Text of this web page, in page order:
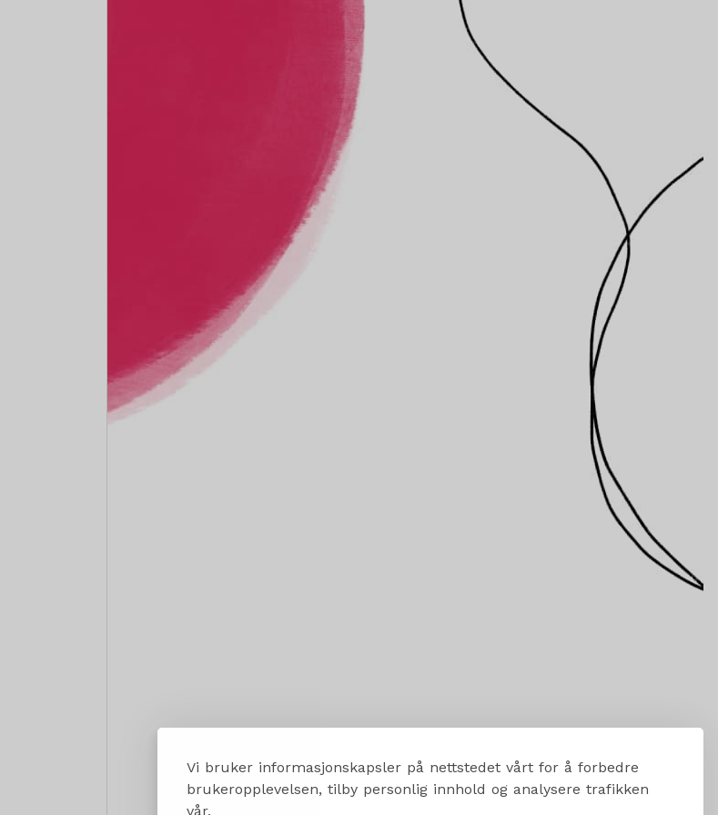
Vi bruker informasjonskapsler på nettstedet vårt for å forbedre
brukeropplevelsen, tilby personlig innhold og analysere trafikken
vår.